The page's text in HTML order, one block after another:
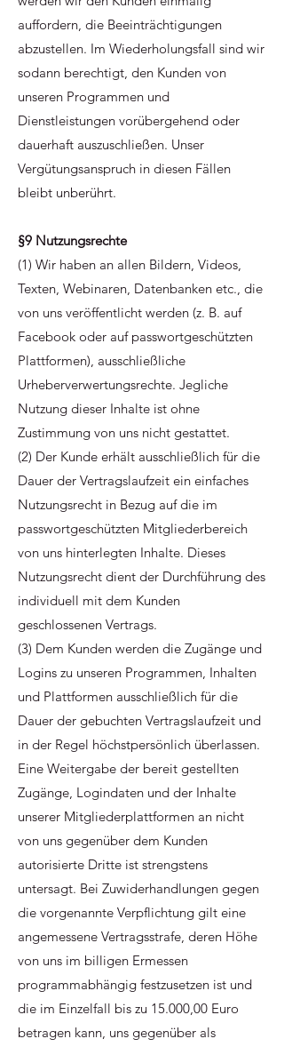
auffordern, die Beeinträchtigungen
abzustellen. Im Wiederholungsfall sind wir
sodann berechtigt, den Kunden von
unseren Programmen und
Dienstleistungen vorübergehend oder
dauerhaft auszuschließen. Unser
Vergütungsanspruch in diesen Fällen
bleibt unberührt.
§9 Nutzungsrechte
(1) Wir haben an allen Bildern, Videos,
Texten, Webinaren, Datenbanken etc., die
von uns veröffentlicht werden (z. B. auf
Facebook oder auf passwortgeschützten
Plattformen), ausschließliche
Urheberverwertungsrechte. Jegliche
Nutzung dieser Inhalte ist ohne
Zustimmung von uns nicht gestattet.
(2) Der Kunde erhält ausschließlich für die
Dauer der Vertragslaufzeit ein einfaches
Nutzungsrecht in Bezug auf die im
passwortgeschützten Mitgliederbereich
von uns hinterlegten Inhalte. Dieses
Nutzungsrecht dient der Durchführung des
individuell mit dem Kunden
geschlossenen Vertrags.
(3) Dem Kunden werden die Zugänge und
Logins zu unseren Programmen, Inhalten
und Plattformen ausschließlich für die
Dauer der gebuchten Vertragslaufzeit und
in der Regel höchstpersönlich überlassen.
Eine Weitergabe der bereit gestellten
Zugänge, Logindaten und der Inhalte
unserer Mitgliederplattformen an nicht
von uns gegenüber dem Kunden
autorisierte Dritte ist strengstens
untersagt. Bei Zuwiderhandlungen gegen
die vorgenannte Verpflichtung gilt eine
angemessene Vertragsstrafe, deren Höhe
von uns im billigen Ermessen
programmabhängig festzusetzen ist und
die im Einzelfall bis zu 15.000,00 Euro
betragen kann, uns gegenüber als